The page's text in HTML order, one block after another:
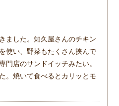
ました。知久屋さんのチキン
使い、野菜もたくさん挟んで
門店のサンドイッチみたい。
。焼いて食べるとカリッとモ